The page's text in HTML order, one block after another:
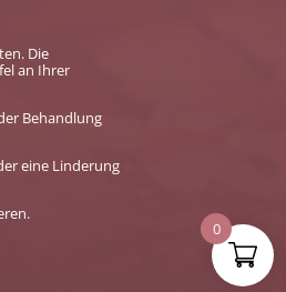
0
Die
an Ihrer
Behandlung
eine Linderung